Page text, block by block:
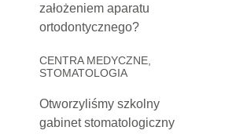
założeniem aparatu
ortodontycznego?
CENTRA MEDYCZNE,
STOMATOLOGIA
Otworzyliśmy szkolny
gabinet stomatologiczny